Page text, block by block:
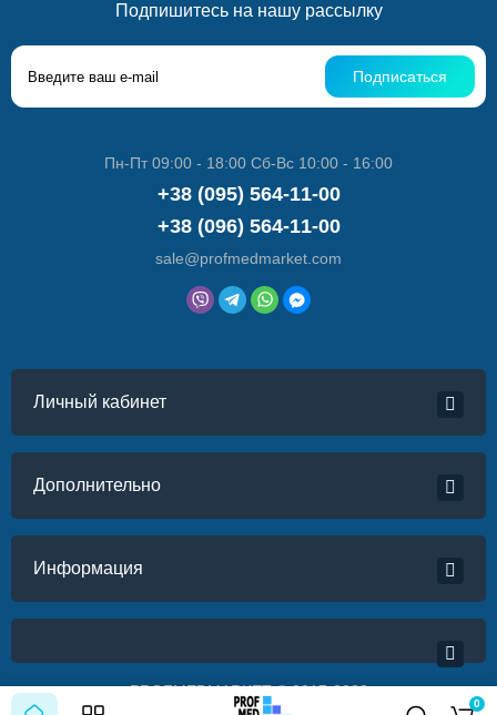
0
Подпишитесь на нашу рассылку
Подписаться
Пн-Пт 09:00 - 18:00 Сб-Вс 10:00 - 16:00
+38 (095) 564-11-00
+38 (096) 564-11-00
sale@profmedmarket.com
Личный кабинет
Дополнительно
Информация
PROFMEDMARKET © 2017-2022